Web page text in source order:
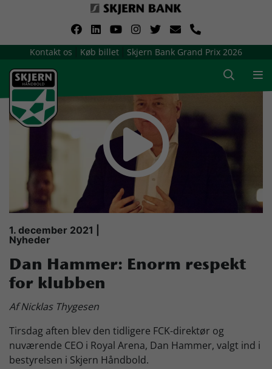
Kontakt os Køb billet Skjern Bank Grand Prix 2026
Om Skjern Håndbold
Ligatruppen
Billetsalg / sæsonkort
Presse
Samarbejdsklubber
Nyhedsbrev
1. december 2021 |
Nyheder
Dan Hammer: Enorm respekt
for klubben
Af Nicklas Thygesen
Tirsdag aften blev den tidligere FCK-direktør og
nuværende CEO i Royal Arena, Dan Hammer, valgt ind i
bestyrelsen i Skjern Håndbold.